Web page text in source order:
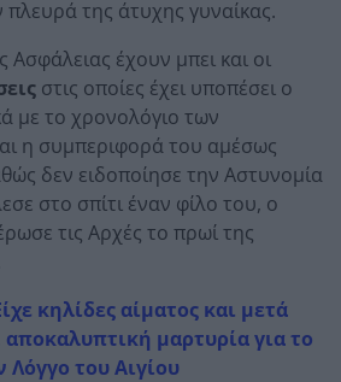
της άτυχης γυναίκας.
Ασφάλειας έχουν μπει και οι
στις οποίες έχει υποπέσει ο
με το χρονολόγιο των
η συμπεριφορά του αμέσως
δεν ειδοποίησε την Αστυνομία
στο σπίτι έναν φίλο του, ο
τις Αρχές το πρωί της
κηλίδες αίματος και μετά
μαρτυρία για το
Λόγγο του Αιγίου